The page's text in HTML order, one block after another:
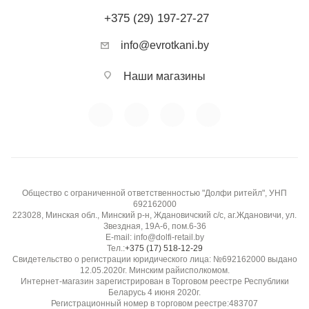
+375 (29) 197-27-27
info@evrotkani.by
Наши магазины
Общество с ограниченной ответственностью "Долфи ритейл", УНП
692162000
223028, Минская обл., Минский р-н, Ждановичский с/с, аг.Ждановичи, ул.
Звездная, 19А-6, пом.6-36
E-mail: info@dolfi-retail.by
Тел.:+375 (17) 518-12-29
Свидетельство о регистрации юридического лица: №692162000 выдано
12.05.2020г. Минским райисполкомом.
Интернет-магазин зарегистрирован в Торговом реестре Республики
Беларусь 4 июня 2020г.
Регистрационный номер в торговом реестре:483707